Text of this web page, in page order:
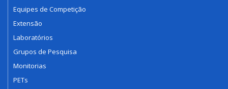
Equipes de Competição
Extensão
Laboratórios
Grupos de Pesquisa
Monitorias
PETs